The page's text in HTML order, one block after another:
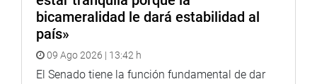
bicameralidad le dará estabilidad al
país»
09 Ago 2026 | 13:42 h
El Senado tiene la función fundamental de dar